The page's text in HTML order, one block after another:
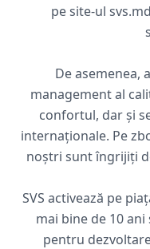
pe site-ul
De asemenea,
management al
confortul, dar și
internaționale. Pe
noștri sunt îngrijiți
SVS activează pe
mai bine de 10
pentru